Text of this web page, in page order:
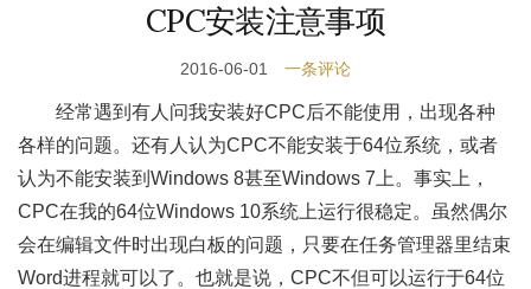
CPC安装注意事项
2016-06-01 一条评论
经常遇到有人问我安装好CPC后不能使用，出现各种
各样的问题。还有人认为CPC不能安装于64位系统，或者
认为不能安装到Windows 8甚至Windows 7上。事实上，
CPC在我的64位Windows 10系统上运行很稳定。虽然偶尔
会在编辑文件时出现白板的问题，只要在任务管理器里结束
Word进程就可以了。也就是说，CPC不但可以运行于64位